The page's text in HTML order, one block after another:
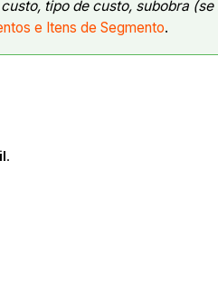
tipo de custo, subobra
e Itens de Segmento.
.